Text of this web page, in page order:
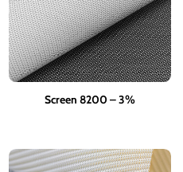
Screen 8200 – 3%